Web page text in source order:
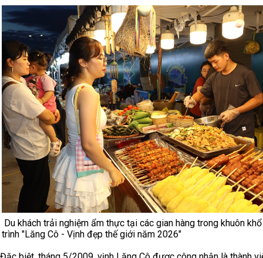
Du khách trải nghiệm ẩm thực tại các gian hàng trong khuôn
trình "Lăng Cô - Vịnh đẹp thế giới năm 2026"